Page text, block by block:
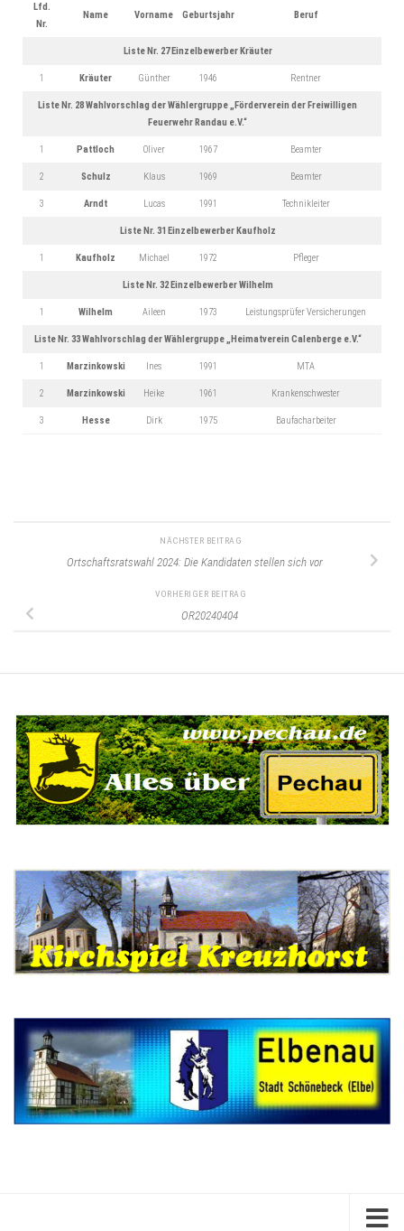
Lfd.
Nr.
Name Vorname Geburtsjahr Beruf
Liste Nr. 27 Einzelbewerber Kräuter
1 Kräuter Günther 1946 Rentner
Liste Nr. 28 Wahlvorschlag der Wählergruppe „Förderverein der Freiwilligen
Feuerwehr Randau e.V.“
1 Pattloch Oliver 1967 Beamter
2 Schulz Klaus 1969 Beamter
3 Arndt Lucas 1991 Technikleiter
Liste Nr. 31 Einzelbewerber Kaufholz
1 Kaufholz Michael 1972 Pfleger
Liste Nr. 32 Einzelbewerber Wilhelm
1 Wilhelm Aileen 1973 Leistungsprüfer Versicherungen
Liste Nr. 33 Wahlvorschlag der Wählergruppe „Heimatverein Calenberge e.V.“
1 Marzinkowski Ines 1991 MTA
2 Marzinkowski Heike 1961 Krankenschwester
3 Hesse Dirk 1975 Baufacharbeiter
NÄCHSTER BEITRAG
Ortschaftsratswahl 2024: Die Kandidaten stellen sich vor
VORHERIGER BEITRAG
OR20240404